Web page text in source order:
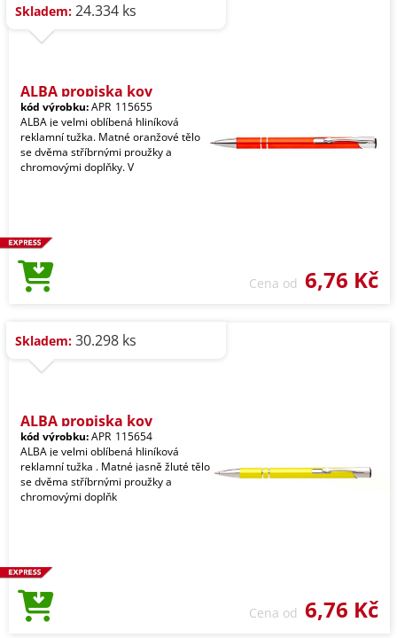
Skladem: 24.334 ks
ALBA propiska kov
kód výrobku:APR_115655
ALBA je velmi oblíbená hliníková
reklamní tužka. Matné oranžové tělo
se dvěma stříbrnými proužky a
chromovými doplňky. V
Cena od 6,76 Kč
Skladem: 30.298 ks
ALBA propiska kov
kód výrobku:APR_115654
ALBA je velmi oblíbená hliníková
reklamní tužka . Matné jasně žluté tělo
se dvěma stříbrnými proužky a
chromovými doplňk
Cena od 6,76 Kč